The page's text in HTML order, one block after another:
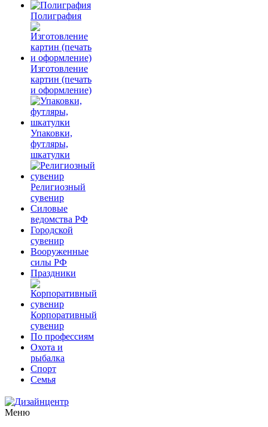
Полиграфия
Изготовление
картин (печать
и оформление)
Упаковки,
футляры,
шкатулки
Религиозный
сувенир
Силовые
ведомства РФ
Городской
сувенир
Вооруженные
силы РФ
Праздники
Корпоративный
сувенир
По профессиям
Охота и
рыбалка
Спорт
Семья
Меню